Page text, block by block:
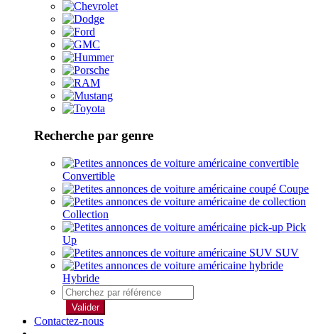
Recherche par genre
Convertible
Coupe
Collection
Pick
Up
SUV
Hybride
Valider
Contactez-nous